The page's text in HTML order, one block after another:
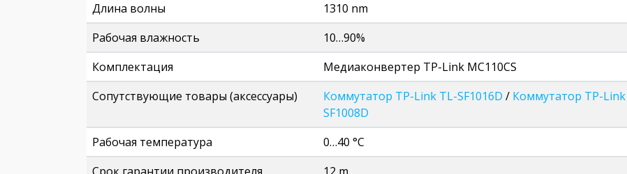
Длина волны
1310 nm
Рабочая влажность
10…90%
Комплектация
Медиаконвертер TP-Link MC110CS
Сопутствующие товары (аксессуары)
Коммутатор TP-Link TL-SF1016D / Коммутатор TP-Link
SF1008D
Рабочая температура
0…40 °C